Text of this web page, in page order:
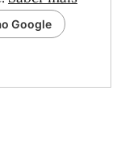
Google